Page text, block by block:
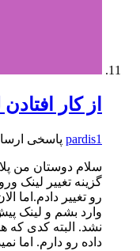
از کار
pardis1 پاسخی
گزینه تغییر لینک
رو تغییر دادم.اما
وارد بشم و لینک
نشد. البته کدی که
داده رو دارم. اما